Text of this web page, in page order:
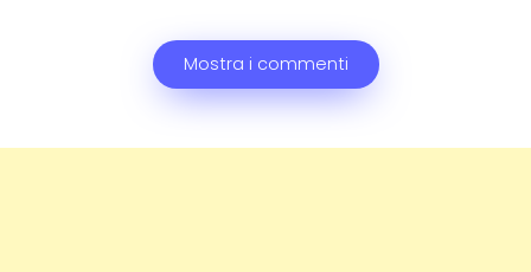
Mostra i commenti